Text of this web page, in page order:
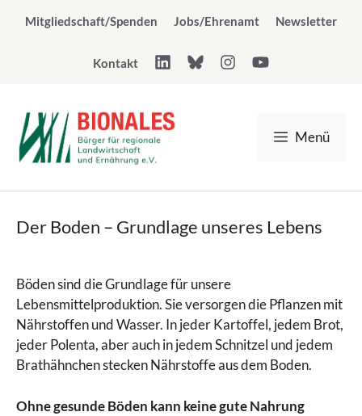
InhaltMitgliedschaft/Spenden Jobs/Ehrenamt Newsletter
Kontakt
Menü
Der Boden – Grundlage unseres Lebens
Böden sind die Grundlage für unsere
Lebensmittelproduktion. Sie versorgen die Pflanzen mit
Nährstoffen und Wasser. In jeder Kartoffel, jedem Brot,
jeder Polenta, aber auch in jedem Schnitzel und jedem
Brathähnchen stecken Nährstoffe aus dem Boden.
Ohne gesunde Böden kann keine gute Nahrung